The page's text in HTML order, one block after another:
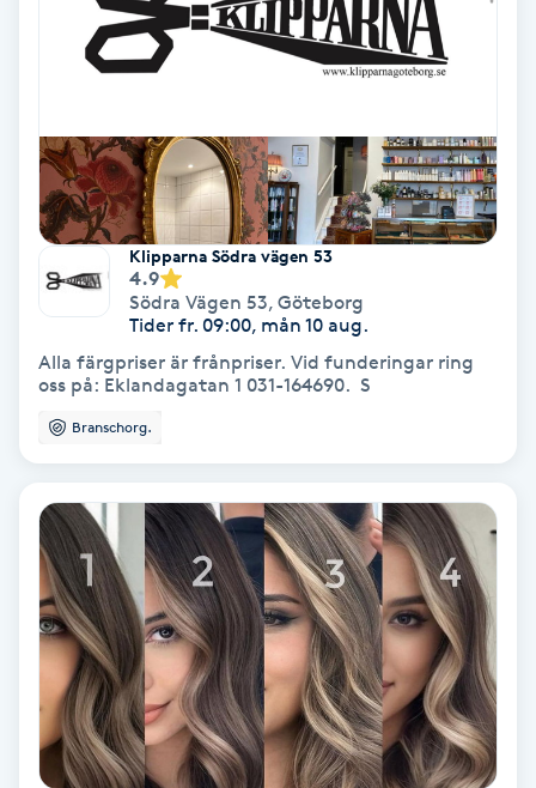
Naglar borttagning
Naprapati
Navelpiercing
NBE-massage
Ny frisyr
Olaplexbehandling
Ombre
Ombre brows
Ombre naglar
Klipparna Södra vägen 53
4.9
Södra Vägen 53, Göteborg
Tider fr. 09:00, mån 10 aug.
Alla färgpriser är frånpriser. Vid funderingar ring
oss på: Eklandagatan 1 031-164690. S
Branschorg.